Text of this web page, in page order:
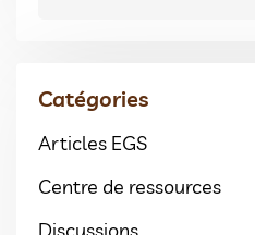
Catégories
Articles EGS
Centre de ressources